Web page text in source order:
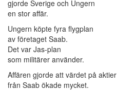
gjorde Sverige och Ungern
en stor affär.
Ungern köpte fyra flygplan
av företaget Saab.
Det var Jas-plan
som militärer använder.
Affären gjorde att värdet på aktier
från Saab ökade mycket.